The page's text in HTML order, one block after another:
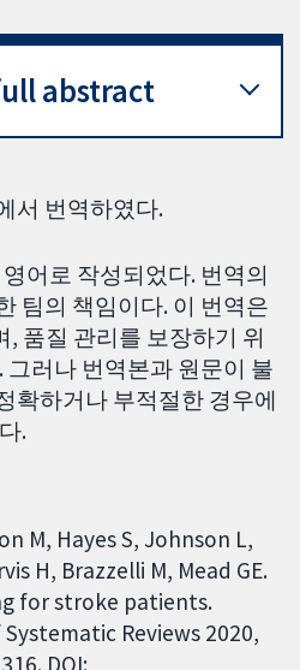
abstract
서 번역하였다.
어로 작성되었다. 번역의
팀의 책임이다. 이 번역은
품질 관리를 보장하기 위
러나 번역본과 원문이 불
확하거나 부적절한 경우에
.
M, Hayes S, Johnson L,
H, Brazzelli M, Mead GE.
for stroke patients.
Reviews 2020,